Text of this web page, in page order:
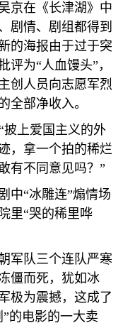
京在《长津湖》中
剧情、剧组都得到
的海报由于过于突
为“人血馒头”，
创人员向志愿军烈
全部净收入。
披上爱国主义的外
，拿一个拍的稀烂
有不同意见吗？”
中“冰雕连”煽情场
里“哭的稀里哗
军队三个连队严寒
僵而死，犹如冰
极为震撼，这成了
的电影的一大卖